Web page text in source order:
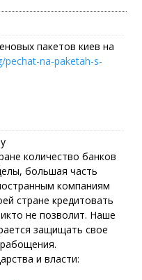
пакетов киев на
pechat-na-paketah-s-
количество банков
большая часть
компаниям
стране кредитовать
не позволит. Наше
защищать свое
и власти: